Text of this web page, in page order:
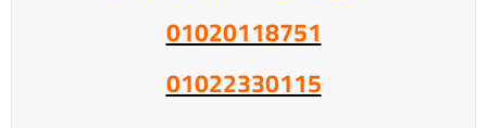
01020118751
01022330115